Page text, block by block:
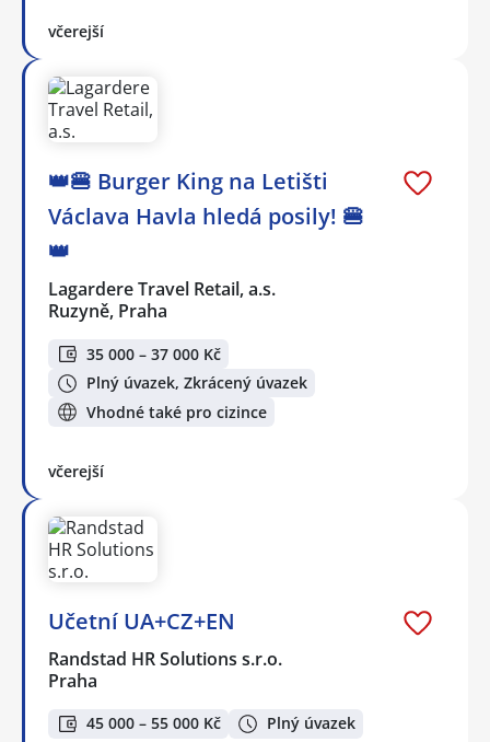
včerejší
👑🍔 Burger King na Letišti
Václava Havla hledá posily! 🍔
👑
Lagardere Travel Retail, a.s.
Ruzyně, Praha
35 000 – 37 000 Kč
Plný úvazek, Zkrácený úvazek
Vhodné také pro cizince
včerejší
Učetní UA+CZ+EN
Randstad HR Solutions s.r.o.
Praha
45 000 – 55 000 Kč Plný úvazek